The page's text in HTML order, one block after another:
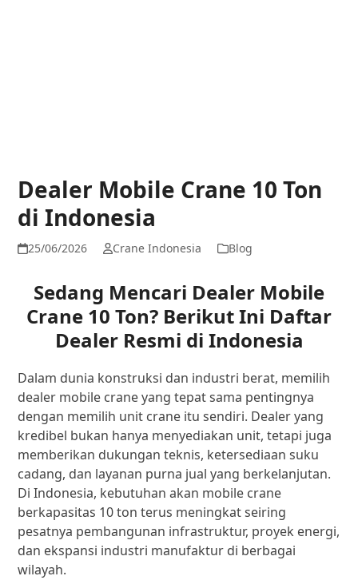
Dealer Mobile Crane 10 Ton
di Indonesia
25/06/2026 Crane Indonesia Blog
Sedang Mencari Dealer Mobile
Crane 10 Ton? Berikut Ini Daftar
Dealer Resmi di Indonesia
Dalam dunia konstruksi dan industri berat, memilih
dealer mobile crane yang tepat sama pentingnya
dengan memilih unit crane itu sendiri. Dealer yang
kredibel bukan hanya menyediakan unit, tetapi juga
memberikan dukungan teknis, ketersediaan suku
cadang, dan layanan purna jual yang berkelanjutan.
Di Indonesia, kebutuhan akan mobile crane
berkapasitas 10 ton terus meningkat seiring
pesatnya pembangunan infrastruktur, proyek energi,
dan ekspansi industri manufaktur di berbagai
wilayah.